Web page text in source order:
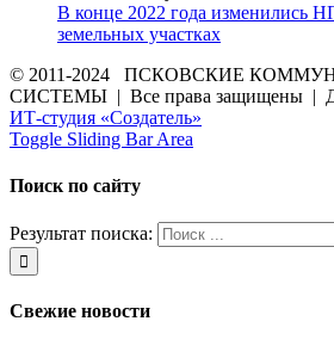
В конце 2022 года изменились
земельных участках
© 2011-2024 ПСКОВСКИЕ
СИСТЕМЫ | Все права защищены |
ИТ-студия «Создатель»
Toggle Sliding Bar Area
Поиск по сайту
Результат поиска:
Свежие новости